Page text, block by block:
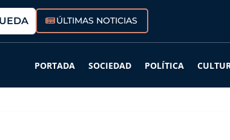
ÚLTIMAS NOTICIAS
PORTADA SOCIEDAD POLÍTICA